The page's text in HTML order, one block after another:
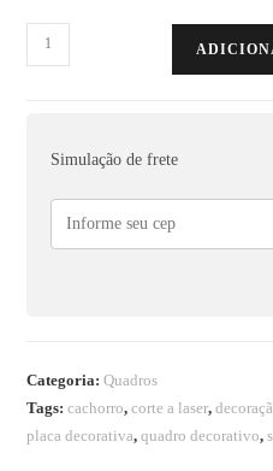
Simulação de frete
Categoria:Quadros
Tags:cachorro,corte a laser,
placa decorativa,quadro decorativo,